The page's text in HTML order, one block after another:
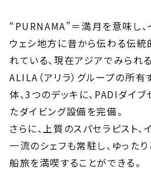
“PURNAMA”＝満月を意味し、
ウェシ地方に昔から伝わる伝
れている、現在アジアでみられ
ALILA（アリラ）グループの所
体、3つのデッキに、PADIダイ
たダイビング設備を完備。
さらに、上質のスパセラピスト
一流のシェフも常駐し、ゆった
船旅を満喫することができる。